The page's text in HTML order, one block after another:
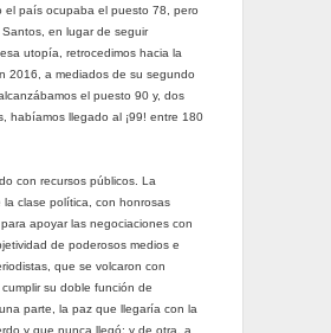
el país ocupaba el puesto 78, pero
en lugar de seguir
utopía, retrocedimos hacia la
2016, a mediados de su segundo
el puesto 90 y, dos
habíamos llegado al ¡99! entre 180
con recursos públicos. La
la clase política, con honrosas
apoyar las negociaciones con
de poderosos medios e
que se volcaron con
su doble función de
parte, la paz que llegaría con la